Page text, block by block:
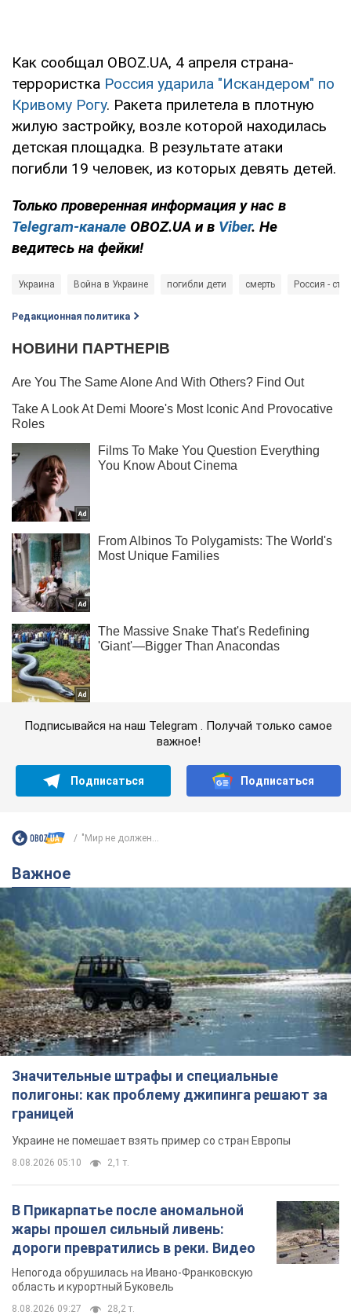
Как сообщал OBOZ.UA, 4 апреля страна-
террористка Россия ударила "Искандером" по
Кривому Рогу. Ракета прилетела в плотную
жилую застройку, возле которой находилась
детская площадка. В результате атаки
погибли 19 человек, из которых девять детей.
Только проверенная информация у нас в
Telegram-канале OBOZ.UA и в Viber. Не
ведитесь на фейки!
Украина Война в Украине погибли дети смерть Россия -
Редакционная политика
Подписывайся на наш Telegram . Получай только самое
важное!
Подписаться Подписаться
"Мир не должен...
Важное
Значительные штрафы и специальные
полигоны: как проблему джипинга решают за
границей
Украине не помешает взять пример со стран Европы
8.08.2026 05:10 2,1 т.
В Прикарпатье после аномальной
жары прошел сильный ливень:
дороги превратились в реки. Видео
Непогода обрушилась на Ивано-Франковскую
область и курортный Буковель
8.08.2026 09:27 28,2 т.